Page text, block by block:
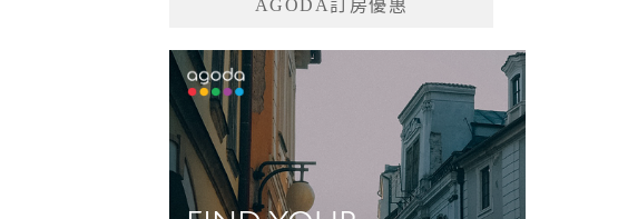
AGODA訂房優惠